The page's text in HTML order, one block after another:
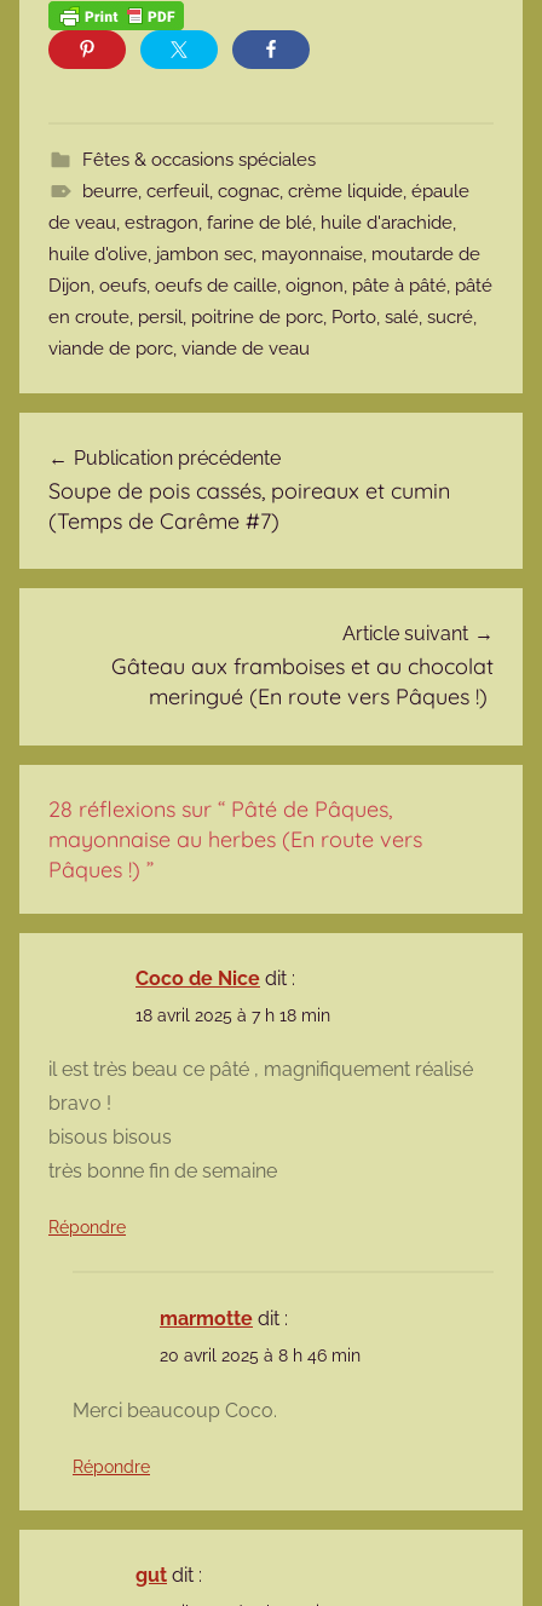
Fêtes & occasions spéciales
beurre, cerfeuil cognac, crème liquide, épaule
de veau estragon farine de blé huile d'arachide
huile d'olive jambon sec mayonnaise moutarde de
Dijon oeufs oeufs de caille oignon pâte à pâté pâté
en croute persil poitrine de porc Porto salé sucré
viande de porc viande de veau
Publication précédente
Soupe de pois cassés, poireaux et cumin
(Temps de Carême #7)
Article suivant
Gâteau aux framboises et au chocolat
meringué (En route vers Pâques !)
28 réflexions sur “ Pâté de Pâques,
mayonnaise au herbes (En route vers
Pâques !) ”
Coco de Nice dit :
18 avril 2025 à 7 h 18 min
il est très beau ce pâté , magnifiquement réalisé
bravo !
bisous bisous
très bonne fin de semaine
Répondre
marmotte dit :
20 avril 2025 à 8 h 46 min
Merci beaucoup Coco.
Répondre
gut dit :